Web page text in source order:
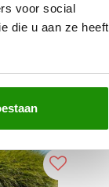
voor social
die u aan ze heeft